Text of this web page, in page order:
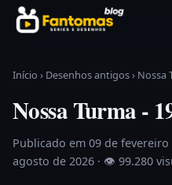
Pular para o conteúdo
Início › Desenhos antigos› Nossa
Nossa Turma -
Publicado em 09 de fevereiro
agosto de 2026 · 👁 99.280